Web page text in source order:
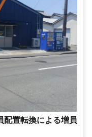
配置転換による増員